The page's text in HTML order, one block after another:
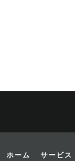
ホーム サービス